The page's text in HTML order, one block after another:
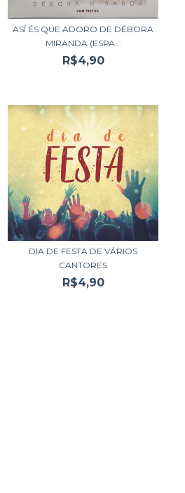
ASÍ ÉS QUE ADORO DE DÉBORA
MIRANDA (ESPA...
R$4,90
DIA DE FESTA DE VÁRIOS
CANTORES
R$4,90